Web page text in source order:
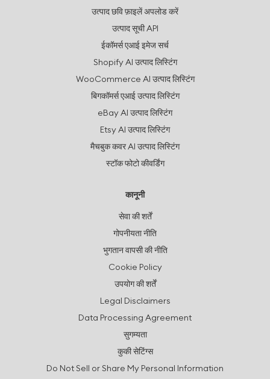
उत्पाद छवि फ़ाइलें अपलोड करें
उत्पाद सूची API
ईकॉमर्स एआई इमेज सर्च
Shopify AI उत्पाद लिस्टिंग
WooCommerce AI उत्पाद लिस्टिंग
बिगकॉमर्स एआई उत्पाद लिस्टिंग
eBay AI उत्पाद लिस्टिंग
Etsy AI उत्पाद लिस्टिंग
मैचबुक कवर AI उत्पाद लिस्टिंग
स्टॉक फोटो कीवर्डिंग
कानूनी
सेवा की शर्तें
गोपनीयता नीति
भुगतान वापसी की नीति
Cookie Policy
उपयोग की शर्तें
Legal Disclaimers
Data Processing Agreement
सुगम्यता
कुकी सेटिंग्स
Do Not Sell or Share My Personal Information